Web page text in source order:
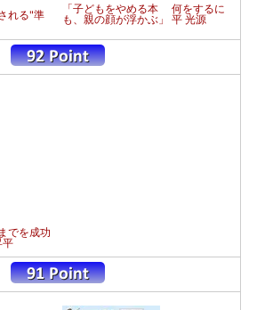
れる"準
「子どもをやめる本 何をするに
も、親の顔が浮かぶ」 平 光源
でを成功
平